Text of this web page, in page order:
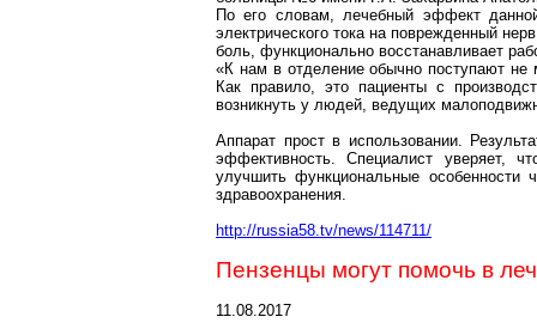
По его словам, лечебный эффект
электрического тока на поврежденный
боль, функционально восстанавливает
«К нам в отделение обычно поступают
Как правило, это пациенты с
возникнуть у людей, ведущих
Аппарат прост в использовании.
эффективность. Специалист уверяет,
улучшить функциональные особенности
здравоохранения.
http://russia58.tv/news/114711/
Пензенцы могут помочь в
11.08.2017